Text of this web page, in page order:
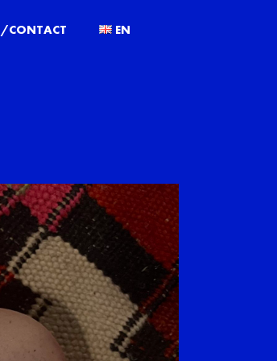
/CONTACT EN